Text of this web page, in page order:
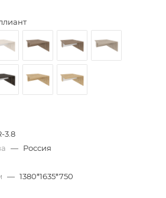
3.8
— Россия
— 1380*1635*750